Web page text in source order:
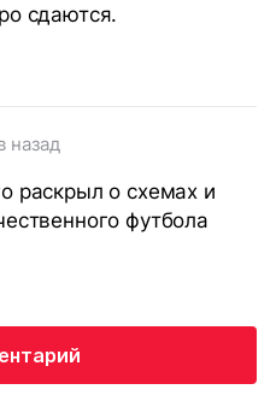
сдаются.
назад
раскрыл о схемах и
футбола